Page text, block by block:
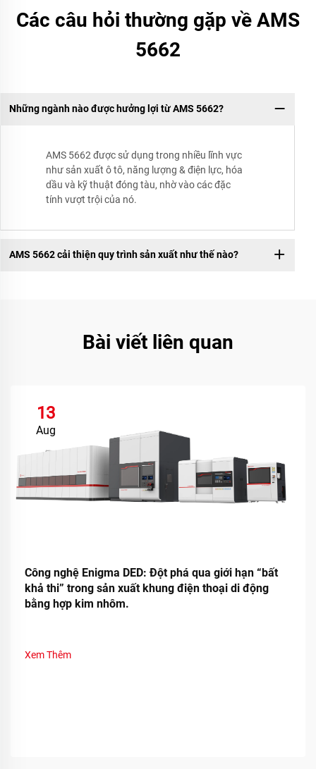
Các câu hỏi thường gặp về AMS
5662
Những ngành nào được hưởng lợi từ AMS 5662?
AMS 5662 được sử dụng trong nhiều lĩnh vực
như sản xuất ô tô, năng lượng & điện lực, hóa
dầu và kỹ thuật đóng tàu, nhờ vào các đặc
tính vượt trội của nó.
AMS 5662 cải thiện quy trình sản xuất như thế nào?
Bài viết liên quan
13
Aug
Công nghệ Enigma DED: Đột phá qua giới hạn “bất
khả thi” trong sản xuất khung điện thoại di động
bằng hợp kim nhôm.
Xem Thêm